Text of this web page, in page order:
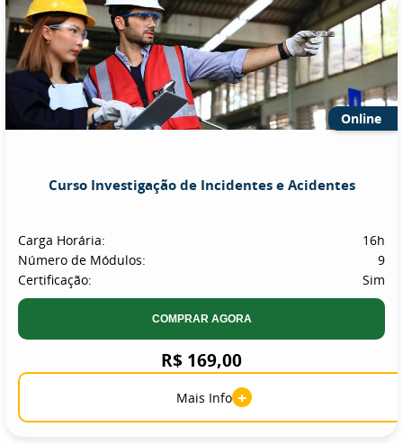
Online
Curso Investigação de Incidentes e Acidentes
Carga Horária:
16h
Número de Módulos:
9
Certificação:
Sim
COMPRAR AGORA
R$ 169,00
Mais Info +